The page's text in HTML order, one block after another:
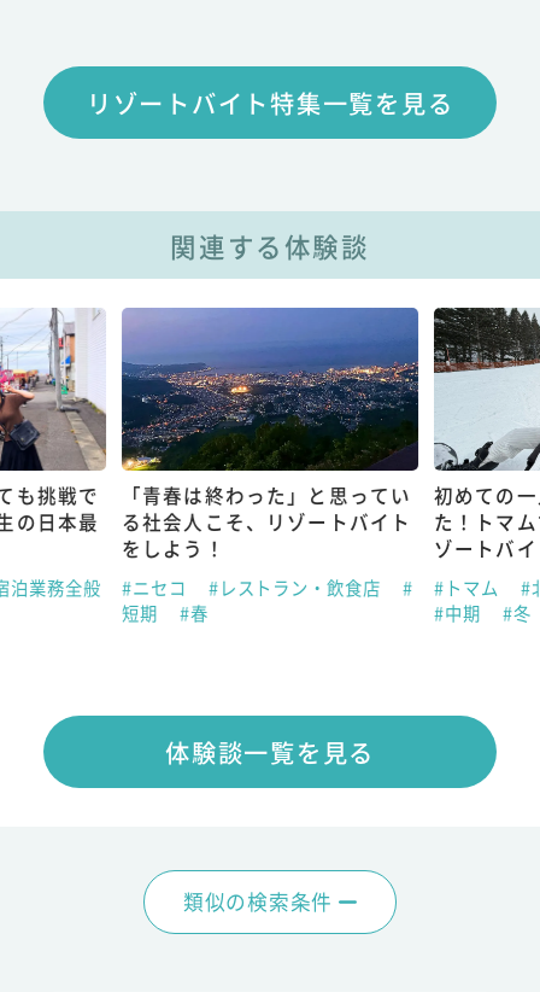
リゾートバイト特集一覧を見る
関連する体験談
も挑戦で
の日本最
泊業務全般
「青春は終わった」と思ってい
る社会人こそ、リゾートバイト
をしよう！
#ニセコ #レストラン・飲食店
#
短期
#春
初めての
た！トマ
ゾートバ
#トマム
#
#中期
#冬
体験談一覧を見る
類似の検索条件